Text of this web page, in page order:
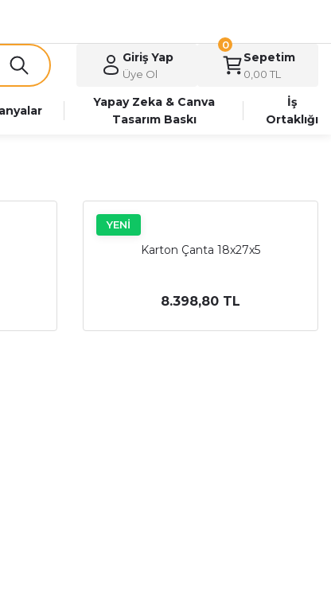
Giriş Yap
Üye Ol
Sepetim
0,00 TL
0
Yapay Zeka & Canva
Tasarım Baskı
İş
Ortaklığı
YENİ
Karton Çanta 18x27x5
8.398,80 TL